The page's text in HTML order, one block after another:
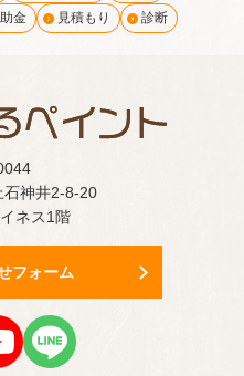
金 見積もり 診断
石神井2-8-20
ネス1階
フォーム